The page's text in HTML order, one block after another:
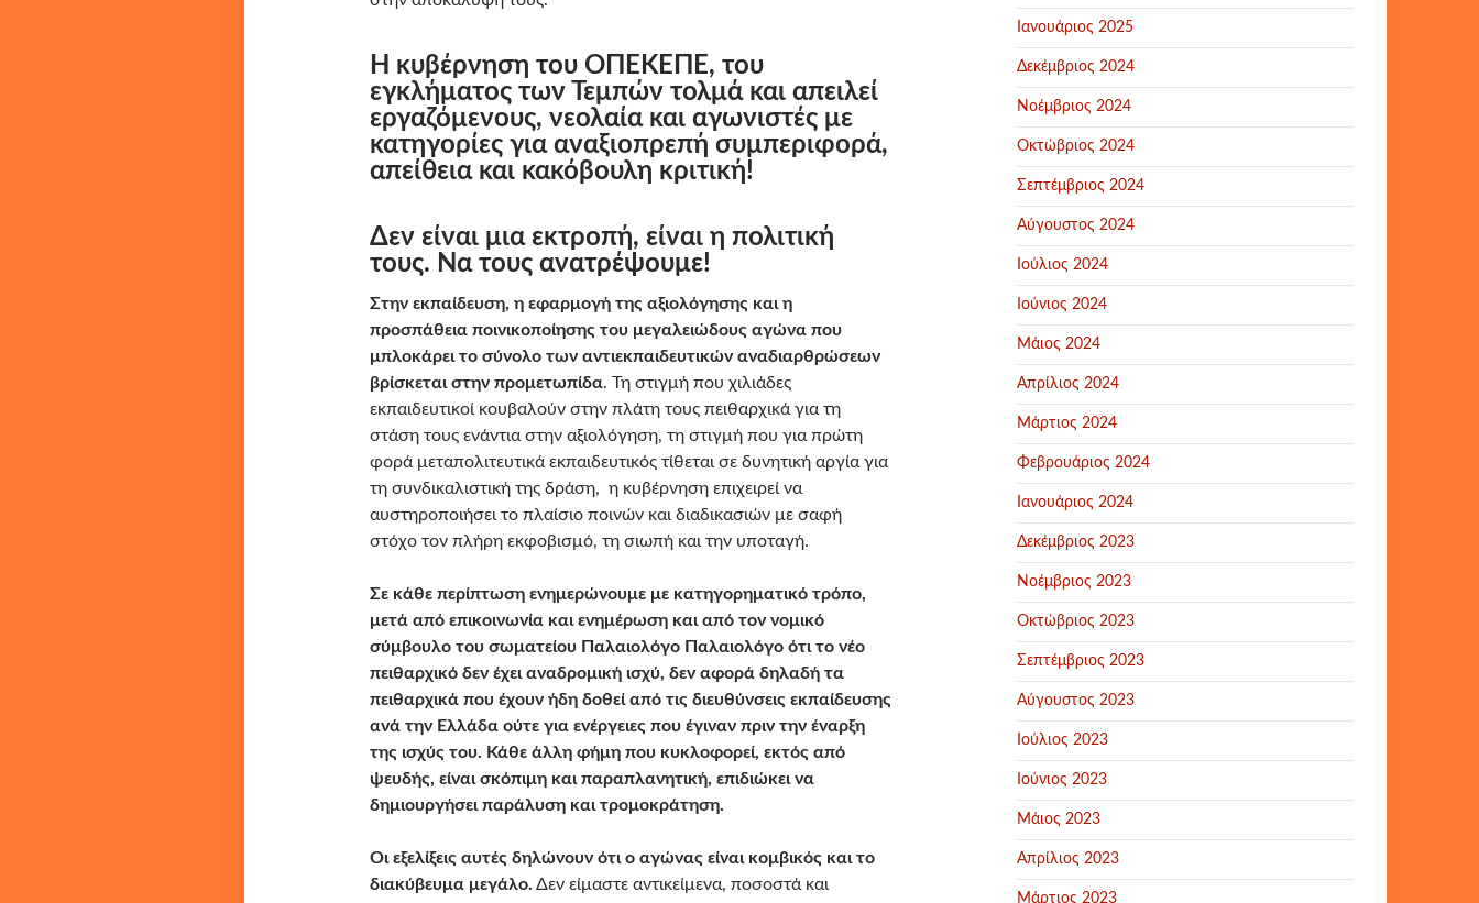
Η κυβέρνηση του ΟΠΕΚΕΠΕ, του
εγκλήματος των Τεμπών τολμά και απειλεί
εργαζόμενους, νεολαία και αγωνιστές με
κατηγορίες για αναξιοπρεπή συμπεριφορά,
απείθεια και κακόβουλη κριτική!
Δεν είναι μια εκτροπή, είναι η πολιτική
τους. Να τους ανατρέψουμε!
Στην εκπαίδευση, η εφαρμογή της αξιολόγησης και η
προσπάθεια ποινικοποίησης του μεγαλειώδους αγώνα που
μπλοκάρει το σύνολο των αντιεκπαιδευτικών αναδιαρθρώσεων
βρίσκεται στην προμετωπίδα. Τη στιγμή που χιλιάδες
εκπαιδευτικοί κουβαλούν στην πλάτη τους πειθαρχικά για τη
στάση τους ενάντια στην αξιολόγηση, τη στιγμή που για πρώτη
φορά μεταπολιτευτικά εκπαιδευτικός τίθεται σε δυνητική αργία για
τη συνδικαλιστική της δράση, η κυβέρνηση επιχειρεί να
αυστηροποιήσει το πλαίσιο ποινών και διαδικασιών με σαφή
στόχο τον πλήρη εκφοβισμό, τη σιωπή και την υποταγή.
Σε κάθε περίπτωση ενημερώνουμε με κατηγορηματικό τρόπο,
μετά από επικοινωνία και ενημέρωση και από τον νομικό
σύμβουλο του σωματείου Παλαιολόγο Παλαιολόγο ότι το νέο
πειθαρχικό δεν έχει αναδρομική ισχύ, δεν αφορά δηλαδή τα
πειθαρχικά που έχουν ήδη δοθεί από τις διευθύνσεις εκπαίδευσης
ανά την Ελλάδα ούτε για ενέργειες που έγιναν πριν την έναρξη
της ισχύς του. Κάθε άλλη φήμη που κυκλοφορεί, εκτός από
ψευδής, είναι σκόπιμη και παραπλανητική, επιδιώκει να
δημιουργήσει παράλυση και τρομοκράτηση.
Οι εξελίξεις αυτές δηλώνουν ότι ο αγώνας είναι κομβικός και το
διακύβευμα μεγάλο. Δεν είμαστε αντικείμενα, ποσοστά και
Ιανουάριος 2025
Δεκέμβριος 2024
Νοέμβριος 2024
Οκτώβριος 2024
Σεπτέμβριος 2024
Αύγουστος 2024
Ιούλιος 2024
Ιούνιος 2024
Μάιος 2024
Απρίλιος 2024
Μάρτιος 2024
Φεβρουάριος 2024
Ιανουάριος 2024
Δεκέμβριος 2023
Νοέμβριος 2023
Οκτώβριος 2023
Σεπτέμβριος 2023
Αύγουστος 2023
Ιούλιος 2023
Ιούνιος 2023
Μάιος 2023
Απρίλιος 2023
Μάρτιος 2023